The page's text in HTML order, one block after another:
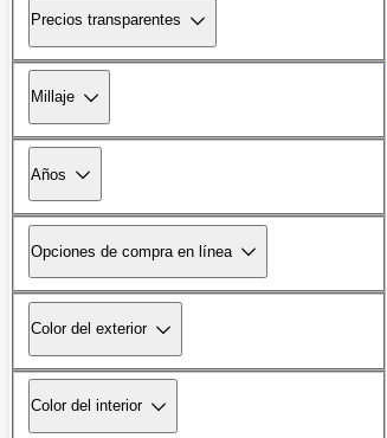
Precios transparentes
Millaje
Años
Opciones de compra en línea
Color del exterior
Color del interior